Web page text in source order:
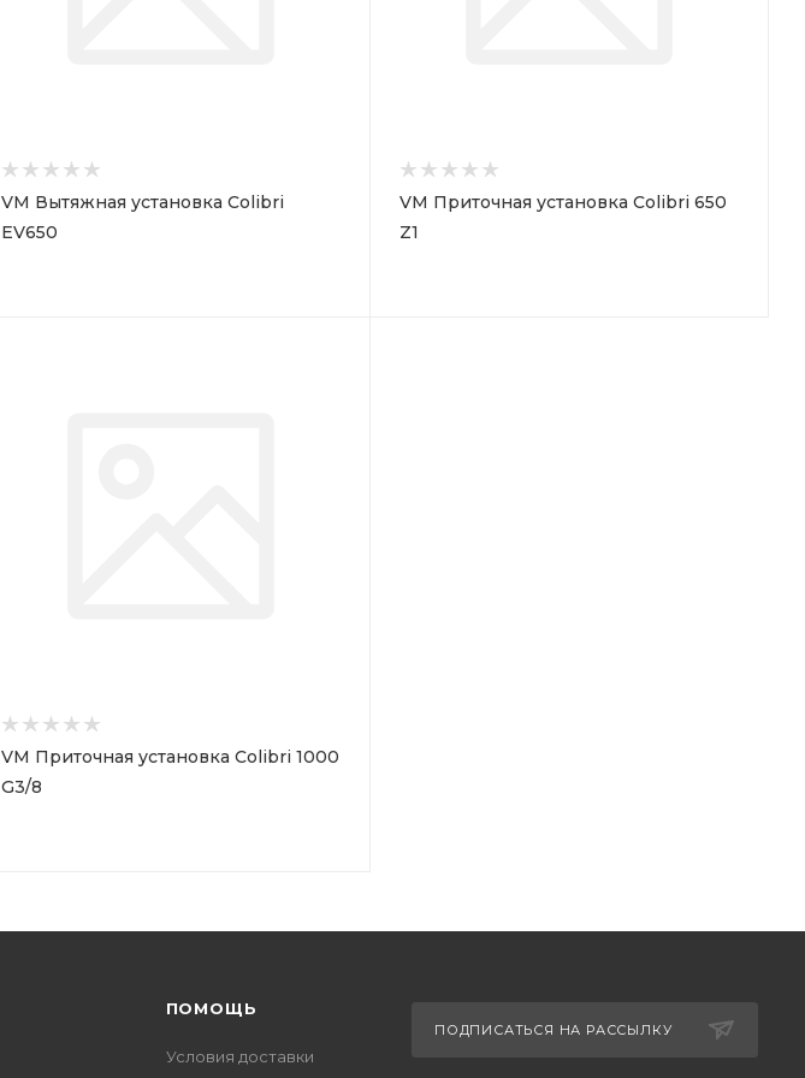
VM Вытяжная установка Colibri
EV650
VM Приточная установка Colibri 650
Z1
VM Приточная установка Colibri 1000
G3/8
ПОМОЩЬ
Условия доставки
ПОДПИСАТЬСЯ НА РАССЫЛКУ